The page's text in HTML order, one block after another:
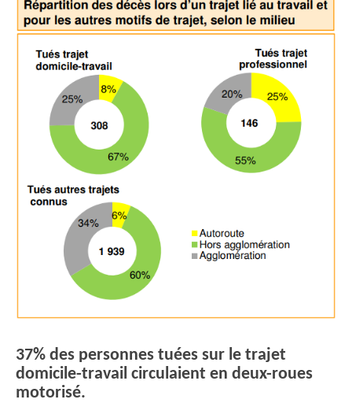
37% des personnes tuées sur le trajet
domicile-travail circulaient en deux-roues
motorisé.